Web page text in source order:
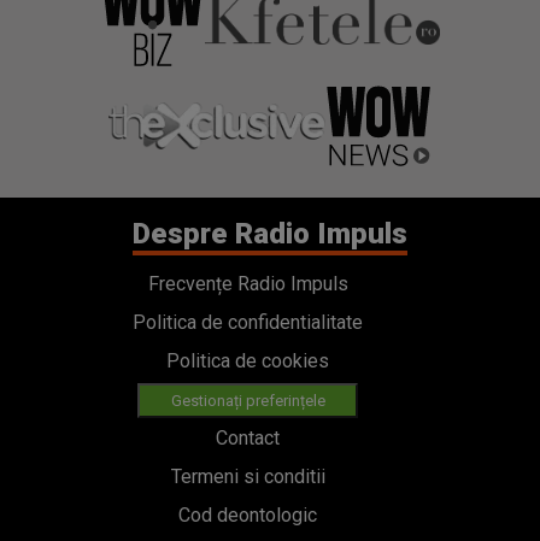
Despre Radio Impuls
Frecvențe Radio Impuls
Politica de confidentialitate
Politica de cookies
Gestionați preferințele
Contact
Termeni si conditii
Cod deontologic